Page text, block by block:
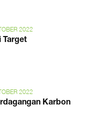
2022
Target
2022
Karbon